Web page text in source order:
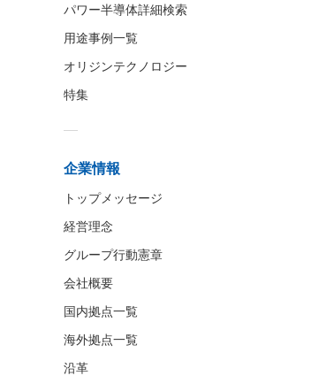
パワー半導体詳細検索
用途事例一覧
オリジンテクノロジー
特集
企業情報
トップメッセージ
経営理念
グループ行動憲章
会社概要
国内拠点一覧
海外拠点一覧
沿革